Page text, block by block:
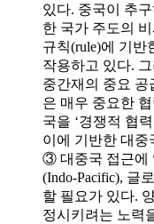
있다. 중국이 추
한 국가 주도의
규칙(rule)에 기반
작용하고 있다.
중간재의 중요 공
은 매우 중요한
국을 ‘경쟁적 협
이에 기반한 대중
③ 대중국 접근에
(Indo-Pacific), 글
할 필요가 있다.
정시키려는 노력